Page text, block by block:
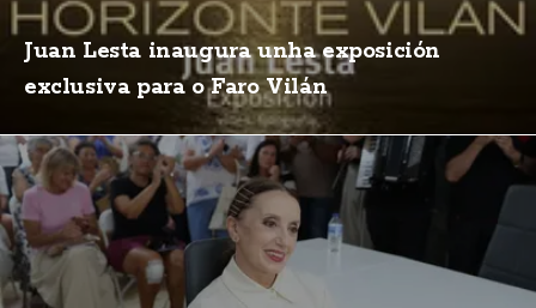
Juan Lesta inaugura unha exposición
exclusiva para o Faro Vilán